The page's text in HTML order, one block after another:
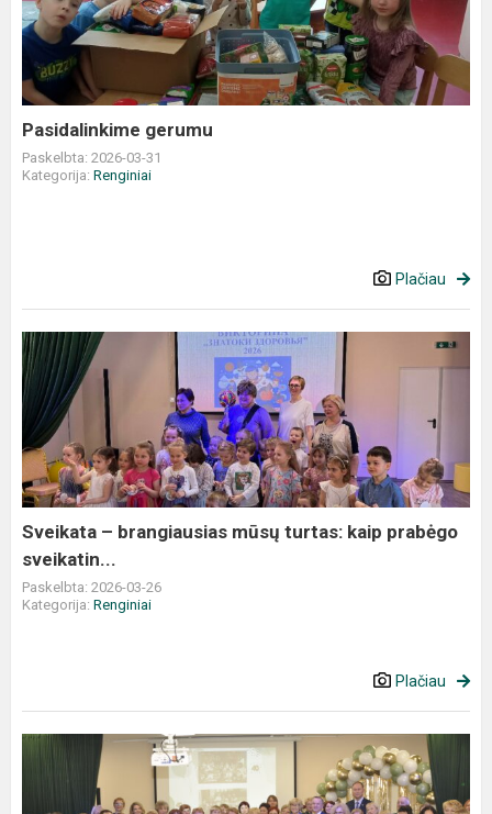
Pasidalinkime gerumu
Paskelbta: 2026-03-31
Kategorija: Renginiai
Plačiau
Sveikata
–
brangiausias
mūsų
turtas:
kaip
prabėgo
sveikatin...
Sveikata – brangiausias mūsų turtas: kaip prabėgo
sveikatin...
Paskelbta: 2026-03-26
Kategorija: Renginiai
Plačiau
Darželiui